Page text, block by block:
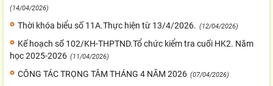
(14/04/2026)
Thời khóa biểu số 11A.Thực hiện từ 13/4/2026. (12/04/2026)
Kế hoạch số 102/KH-THPTND.Tổ chức kiểm tra cuối HK2. Năm
học 2025-2026 (11/04/2026)
CÔNG TÁC TRỌNG TÂM THÁNG 4 NĂM 2026 (07/04/2026)